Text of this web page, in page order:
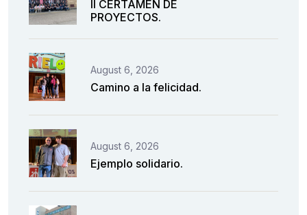
II CERTAMEN DE
PROYECTOS.
August 6, 2026
Camino a la felicidad.
August 6, 2026
Ejemplo solidario.